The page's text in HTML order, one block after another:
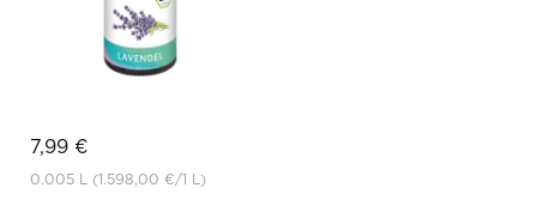
7,99 €
0.005 L (1.598,00 €/1 L)